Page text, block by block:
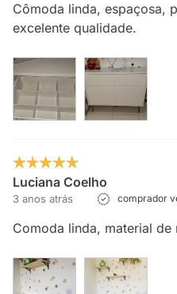
Cômoda linda, espaçosa,
excelente qualidade.
Luciana Coelho
3 anos atrás comprador
Comoda linda, material de